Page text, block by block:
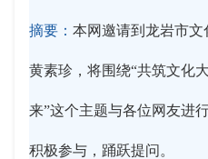
摘要： 本网邀请到龙岩市
黄素珍，将围绕“共筑文化
来”这个主题与各位网友进
积极参与，踊跃提问。